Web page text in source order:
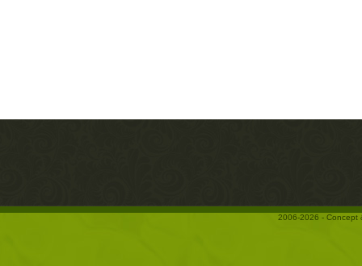
2006-2026 - Concept